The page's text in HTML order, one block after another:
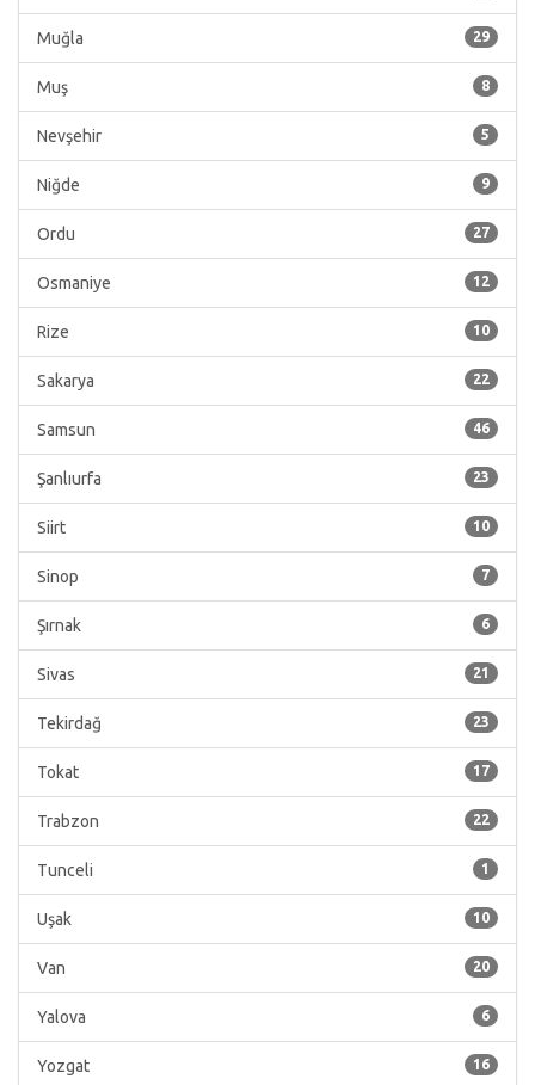
29
Muğla
8
Muş
5
Nevşehir
9
Niğde
27
Ordu
12
Osmaniye
10
Rize
22
Sakarya
46
Samsun
23
Şanlıurfa
10
Siirt
7
Sinop
6
Şırnak
21
Sivas
23
Tekirdağ
17
Tokat
22
Trabzon
1
Tunceli
10
Uşak
20
Van
6
Yalova
16
Yozgat